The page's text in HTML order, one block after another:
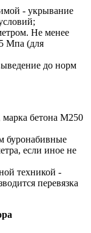
- укрывание
Не менее
Мпа (для
до норм
бетона М250
буронабивные
если иное не
техникой -
перевязка